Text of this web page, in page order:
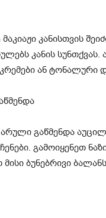
კანისთვის
კანის სუნთქვას.
ან ტონალური
გაწმენდა
გამოიყენეთ
ბუნებრივი